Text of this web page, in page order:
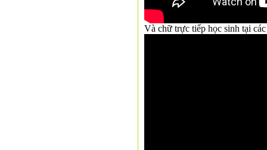
Và chữ trực tiếp học sinh tại